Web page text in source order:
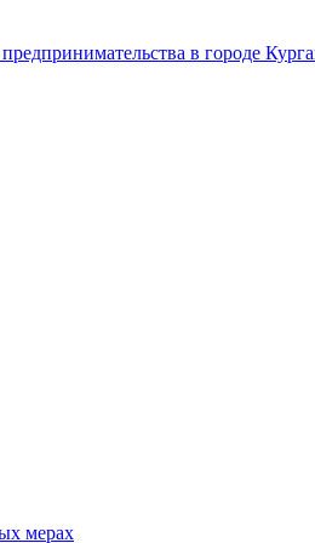
в городе
мерах